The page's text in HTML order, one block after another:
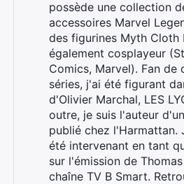
possède une collection
accessoires Marvel
des figurines Myth Cloth
également cosplayeur
Comics, Marvel). Fan de
séries, j'ai été figurant
d'Olivier Marchal, LES
outre, je suis l'auteur
publié chez l'Harmattan.
été intervenant en tant
sur l'émission de
chaîne TV B Smart.
Rechercher
: